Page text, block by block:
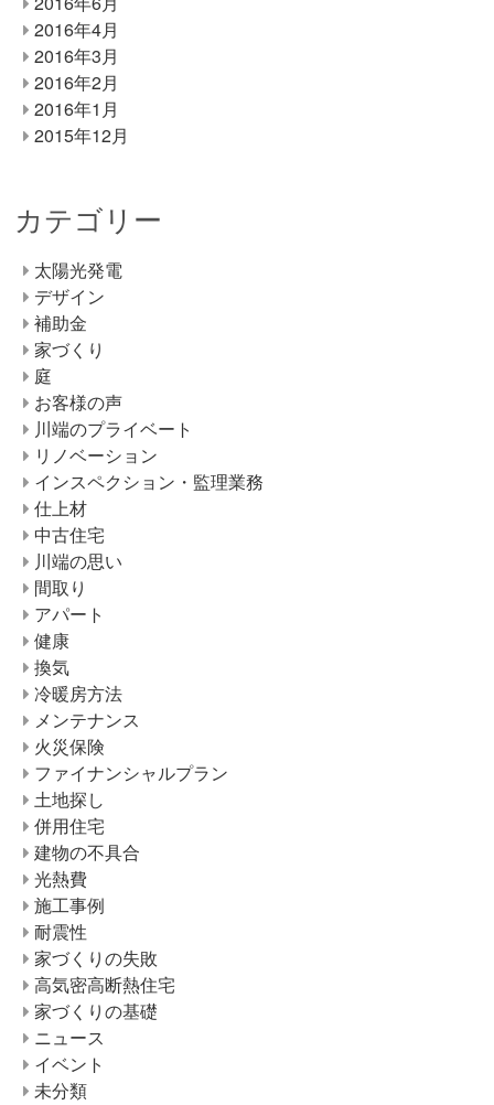
2016年4月
2016年3月
2016年2月
2016年1月
2015年12月
カテゴリー
太陽光発電
デザイン
補助金
家づくり
庭
お客様の声
川端のプライベート
リノベーション
インスペクション・監理業務
仕上材
中古住宅
川端の思い
間取り
アパート
健康
換気
冷暖房方法
メンテナンス
火災保険
ファイナンシャルプラン
土地探し
併用住宅
建物の不具合
光熱費
施工事例
耐震性
家づくりの失敗
高気密高断熱住宅
家づくりの基礎
ニュース
イベント
未分類